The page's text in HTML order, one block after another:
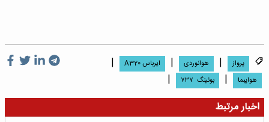
پرواز | هوانوردی | ایرباس A320 |
هواپبما | بوئینگ ۷۳۷
|
اخبار مرتبط